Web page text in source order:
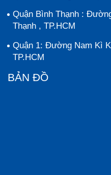
Quận Bình Thạnh :
Thạnh , TP.HCM
Quận 1: Đường Nam Kì
TP.HCM
BẢN ĐỒ